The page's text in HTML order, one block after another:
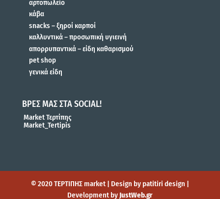
αρτοπωλείο
κάβα
snacks – ξηροί καρποί
καλλυντικά – προσωπική υγιεινή
απορρυπαντικά – είδη καθαρισμού
pet shop
γενικά είδη
ΒΡΕΣ ΜΑΣ ΣΤΑ SOCIAL!
Market Τερτίπης
Market_Tertipis
© 2020 ΤΕΡΤΙΠΗΣ market | Design by patitiri design |
Development by JustWeb.gr